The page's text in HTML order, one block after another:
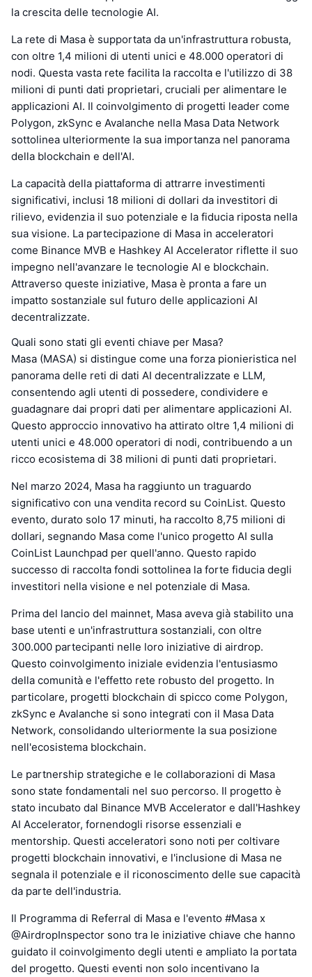
la crescita delle tecnologie AI.
La rete di Masa è supportata da un'infrastruttura robusta,
con oltre 1,4 milioni di utenti unici e 48.000 operatori di
nodi. Questa vasta rete facilita la raccolta e l'utilizzo di 38
milioni di punti dati proprietari, cruciali per alimentare le
applicazioni AI. Il coinvolgimento di progetti leader come
Polygon, zkSync e Avalanche nella Masa Data Network
sottolinea ulteriormente la sua importanza nel panorama
della blockchain e dell'AI.
La capacità della piattaforma di attrarre investimenti
significativi, inclusi 18 milioni di dollari da investitori di
rilievo, evidenzia il suo potenziale e la fiducia riposta nella
sua visione. La partecipazione di Masa in acceleratori
come Binance MVB e Hashkey AI Accelerator riflette il suo
impegno nell'avanzare le tecnologie AI e blockchain.
Attraverso queste iniziative, Masa è pronta a fare un
impatto sostanziale sul futuro delle applicazioni AI
decentralizzate.
Quali sono stati gli eventi chiave per Masa?
Masa (MASA) si distingue come una forza pionieristica nel
panorama delle reti di dati AI decentralizzate e LLM,
consentendo agli utenti di possedere, condividere e
guadagnare dai propri dati per alimentare applicazioni AI.
Questo approccio innovativo ha attirato oltre 1,4 milioni di
utenti unici e 48.000 operatori di nodi, contribuendo a un
ricco ecosistema di 38 milioni di punti dati proprietari.
Nel marzo 2024, Masa ha raggiunto un traguardo
significativo con una vendita record su CoinList. Questo
evento, durato solo 17 minuti, ha raccolto 8,75 milioni di
dollari, segnando Masa come l'unico progetto AI sulla
CoinList Launchpad per quell'anno. Questo rapido
successo di raccolta fondi sottolinea la forte fiducia degli
investitori nella visione e nel potenziale di Masa.
Prima del lancio del mainnet, Masa aveva già stabilito una
base utenti e un'infrastruttura sostanziali, con oltre
300.000 partecipanti nelle loro iniziative di airdrop.
Questo coinvolgimento iniziale evidenzia l'entusiasmo
della comunità e l'effetto rete robusto del progetto. In
particolare, progetti blockchain di spicco come Polygon,
zkSync e Avalanche si sono integrati con il Masa Data
Network, consolidando ulteriormente la sua posizione
nell'ecosistema blockchain.
Le partnership strategiche e le collaborazioni di Masa
sono state fondamentali nel suo percorso. Il progetto è
stato incubato dal Binance MVB Accelerator e dall'Hashkey
AI Accelerator, fornendogli risorse essenziali e
mentorship. Questi acceleratori sono noti per coltivare
progetti blockchain innovativi, e l'inclusione di Masa ne
segnala il potenziale e il riconoscimento delle sue capacità
da parte dell'industria.
Il Programma di Referral di Masa e l'evento #Masa x
@AirdropInspector sono tra le iniziative chiave che hanno
guidato il coinvolgimento degli utenti e ampliato la portata
del progetto. Questi eventi non solo incentivano la